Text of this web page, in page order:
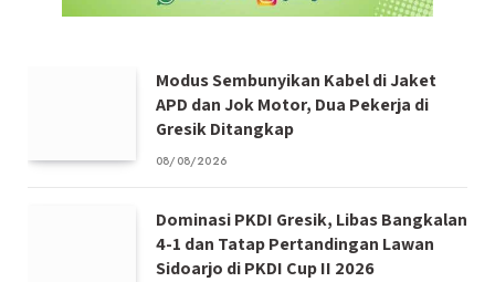
Modus Sembunyikan Kabel di Jaket
APD dan Jok Motor, Dua Pekerja di
Gresik Ditangkap
08/08/2026
Dominasi PKDI Gresik, Libas Bangkalan
4-1 dan Tatap Pertandingan Lawan
Sidoarjo di PKDI Cup II 2026